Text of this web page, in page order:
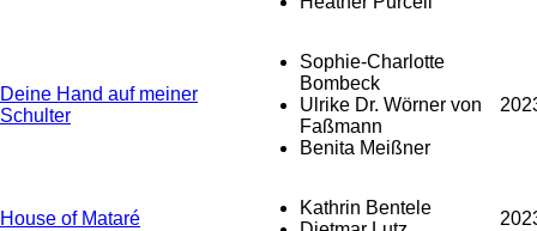
Deine Hand auf meiner
Schulter
Sophie-Charlotte
Bombeck
Ulrike Dr. Wörner von
Faßmann
Benita Meißner
House of Mataré
Kathrin Bentele